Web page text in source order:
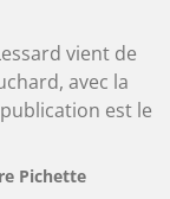
vient de
avec la
est le
Pichette